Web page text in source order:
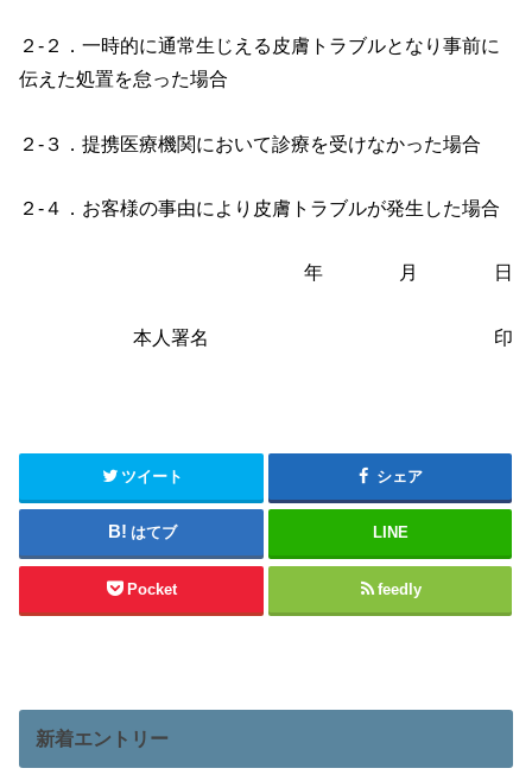
２-２．一時的に通常生じえる皮膚トラブルとなり事前に
伝えた処置を怠った場合
２-３．提携医療機関において診療を受けなかった場合
２-４．お客様の事由により皮膚トラブルが発生した場合
年 月 日
本人署名 印
ツイート シェア
はてブ LINE
Pocket feedly
新着エントリー